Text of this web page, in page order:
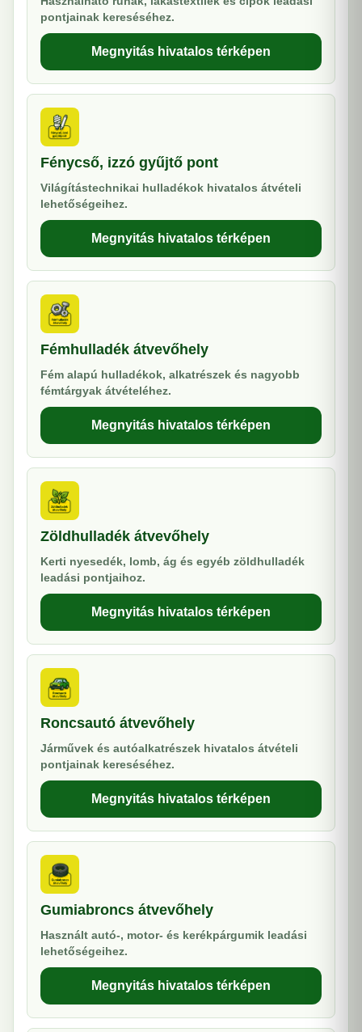
pontjainak kereséséhez.
Megnyitás hivatalos térképen
Fénycső, izzó gyűjtő pont
Világítástechnikai hulladékok hivatalos átvételi
lehetőségeihez.
Megnyitás hivatalos térképen
Fémhulladék átvevőhely
Fém alapú hulladékok, alkatrészek és nagyobb
fémtárgyak átvételéhez.
Megnyitás hivatalos térképen
Zöldhulladék átvevőhely
Kerti nyesedék, lomb, ág és egyéb zöldhulladék
leadási pontjaihoz.
Megnyitás hivatalos térképen
Roncsautó átvevőhely
Járművek és autóalkatrészek hivatalos átvételi
pontjainak kereséséhez.
Megnyitás hivatalos térképen
Gumiabroncs átvevőhely
Használt autó-, motor- és kerékpárgumik leadási
lehetőségeihez.
Megnyitás hivatalos térképen